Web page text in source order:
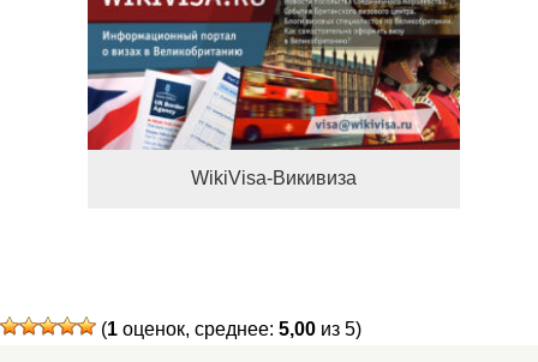
WikiVisa-Викивиза
(1 оценок, среднее: 5,00 из 5)